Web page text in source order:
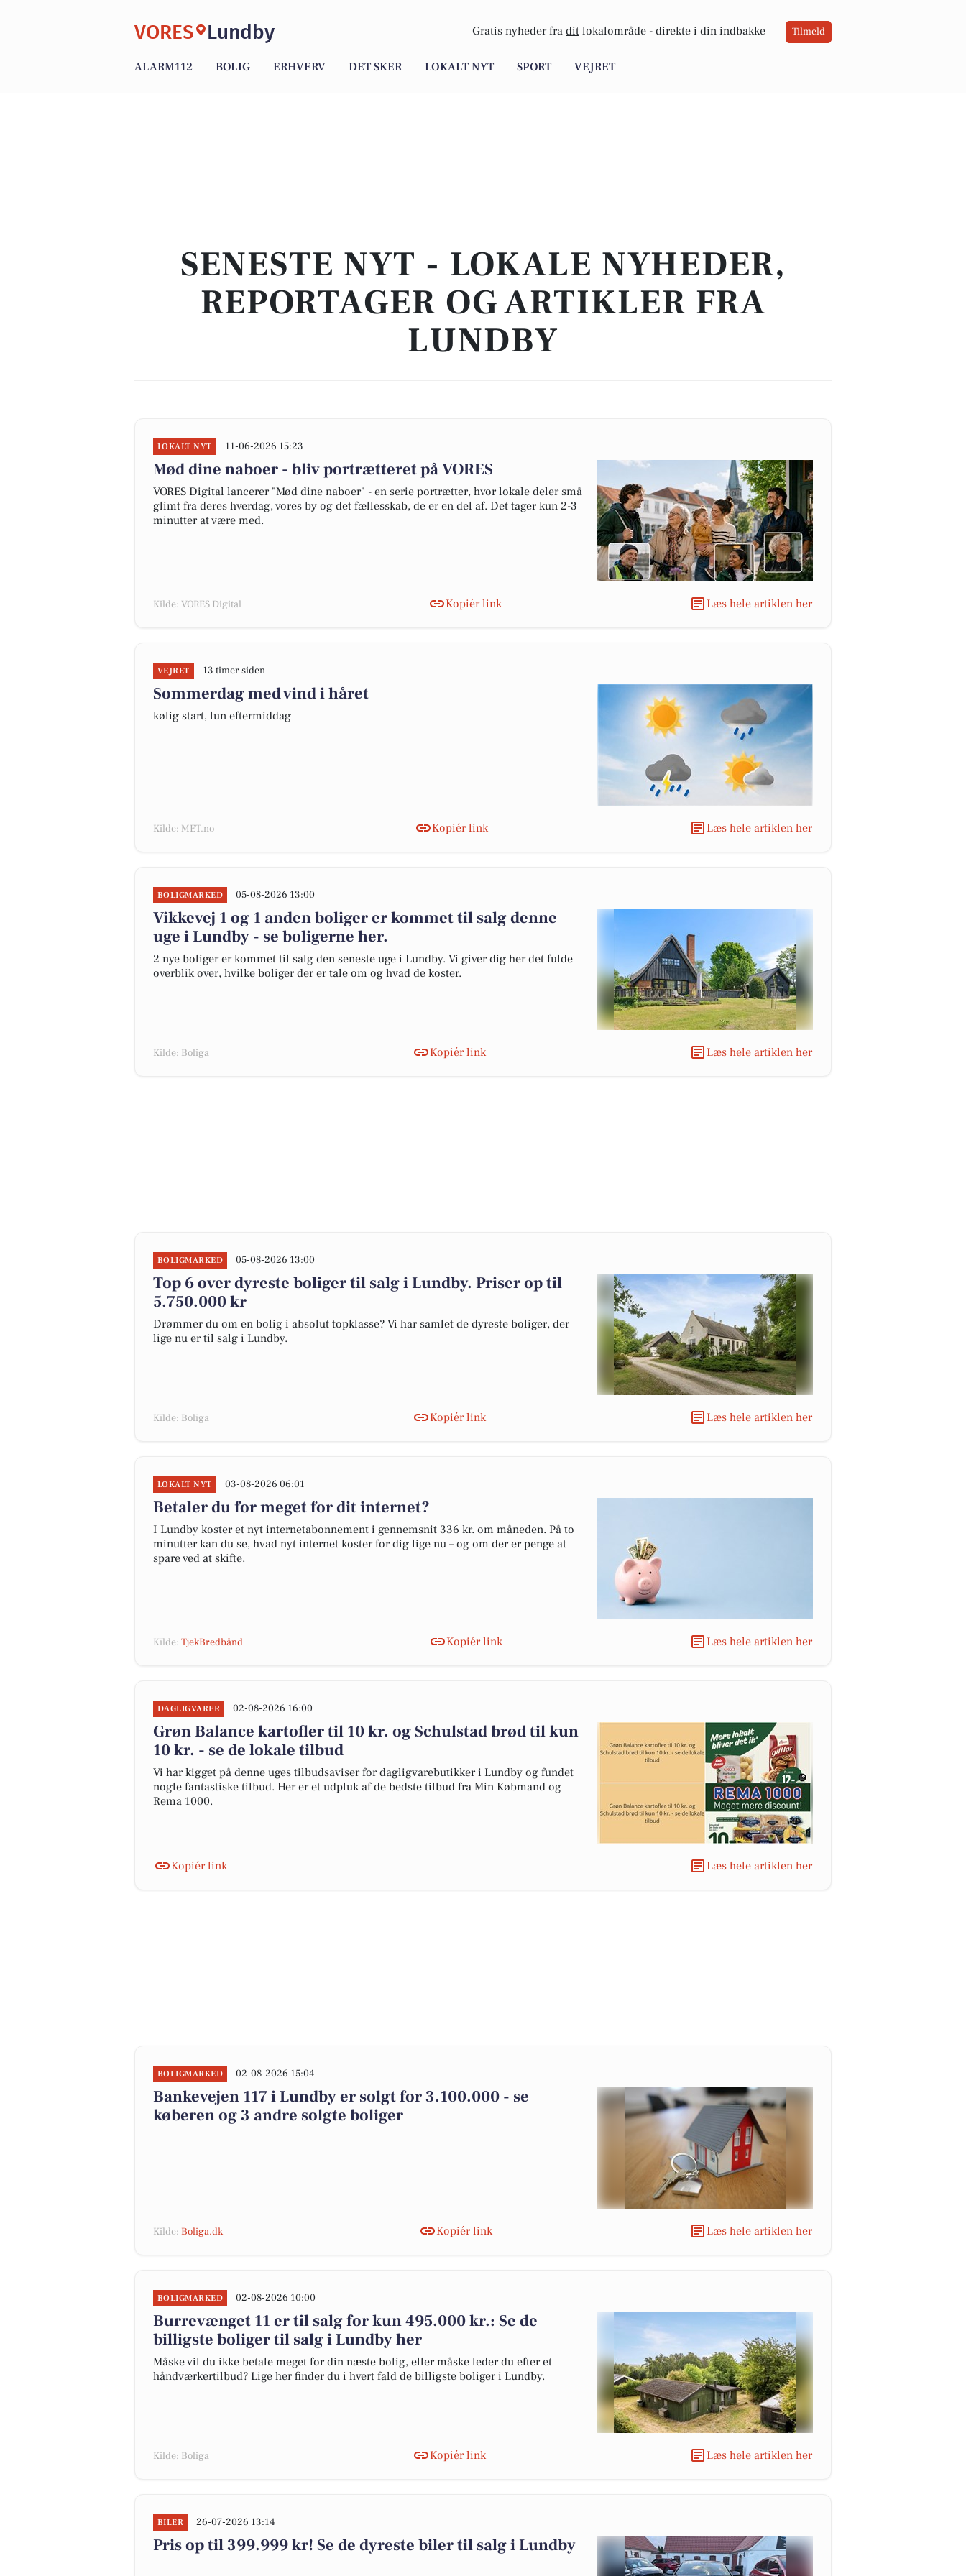
VORES Lundby Gratis nyheder fra dit lokalområde - direkte i din indbakke Tilmeld
ALARM112 BOLIG ERHVERV DET SKER LOKALT NYT SPORT VEJRET
SENESTE NYT - LOKALE NYHEDER,
REPORTAGER OG ARTIKLER FRA
LUNDBY
LOKALT NYT 11-06-2026 15:23
Mød dine naboer - bliv portrætteret på VORES
VORES Digital lancerer "Mød dine naboer" - en serie portrætter, hvor lokale deler små
glimt fra deres hverdag, vores by og det fællesskab, de er en del af. Det tager kun 2-3
minutter at være med.
Kilde: VORES Digital Kopiér link Læs hele artiklen her
VEJRET 13 timer siden
Sommerdag med vind i håret
kølig start, lun eftermiddag
Kilde: MET.no Kopiér link Læs hele artiklen her
BOLIGMARKED 05-08-2026 13:00
Vikkevej 1 og 1 anden boliger er kommet til salg denne
uge i Lundby - se boligerne her.
2 nye boliger er kommet til salg den seneste uge i Lundby. Vi giver dig her det fulde
overblik over, hvilke boliger der er tale om og hvad de koster.
Kilde: Boliga Kopiér link Læs hele artiklen her
BOLIGMARKED 05-08-2026 13:00
Top 6 over dyreste boliger til salg i Lundby. Priser op til
5.750.000 kr
Drømmer du om en bolig i absolut topklasse? Vi har samlet de dyreste boliger, der
lige nu er til salg i Lundby.
Kilde: Boliga Kopiér link Læs hele artiklen her
LOKALT NYT 03-08-2026 06:01
Betaler du for meget for dit internet?
I Lundby koster et nyt internetabonnement i gennemsnit 336 kr. om måneden. På to
minutter kan du se, hvad nyt internet koster for dig lige nu – og om der er penge at
spare ved at skifte.
Kilde: TjekBredbånd Kopiér link Læs hele artiklen her
DAGLIGVARER 02-08-2026 16:00
Grøn Balance kartofler til 10 kr. og Schulstad brød til kun
10 kr. - se de lokale tilbud
Vi har kigget på denne uges tilbudsaviser for dagligvarebutikker i Lundby og fundet
nogle fantastiske tilbud. Her er et udpluk af de bedste tilbud fra Min Købmand og
Rema 1000.
Kopiér link Læs hele artiklen her
BOLIGMARKED 02-08-2026 15:04
Bankevejen 117 i Lundby er solgt for 3.100.000 - se
køberen og 3 andre solgte boliger
Kilde: Boliga.dk Kopiér link Læs hele artiklen her
BOLIGMARKED 02-08-2026 10:00
Burrevænget 11 er til salg for kun 495.000 kr.: Se de
billigste boliger til salg i Lundby her
Måske vil du ikke betale meget for din næste bolig, eller måske leder du efter et
håndværkertilbud? Lige her finder du i hvert fald de billigste boliger i Lundby.
Kilde: Boliga Kopiér link Læs hele artiklen her
BILER 26-07-2026 13:14
Pris op til 399.999 kr! Se de dyreste biler til salg i Lundby